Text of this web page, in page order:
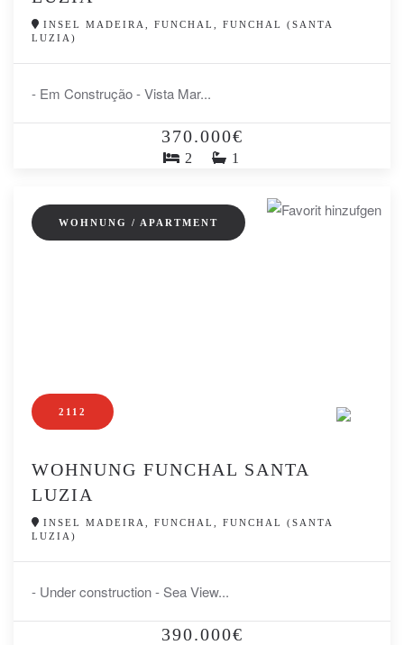
INSEL MADEIRA, FUNCHAL, FUNCHAL (SANTA
LUZIA)
- Em Construção - Vista Mar...
370.000€
2 1
2112
WOHNUNG / APARTMENT
WOHNUNG FUNCHAL SANTA
LUZIA
INSEL MADEIRA, FUNCHAL, FUNCHAL (SANTA
LUZIA)
- Under construction - Sea View...
390.000€